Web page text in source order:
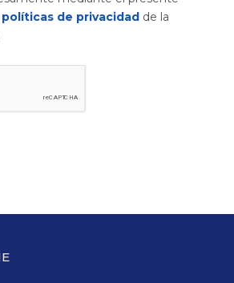
políticas de privacidad de la